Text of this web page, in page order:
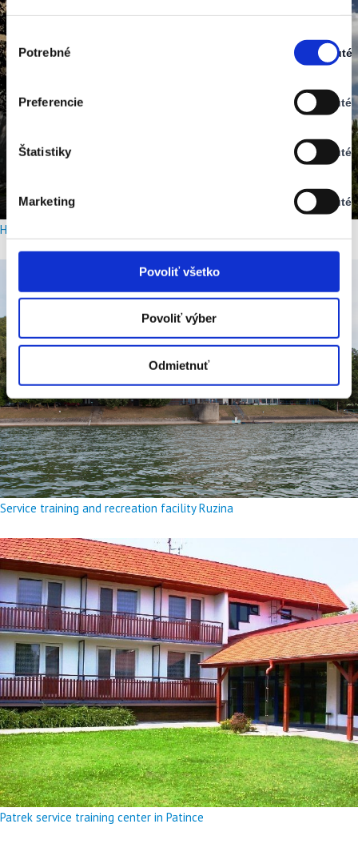
Výber
súhlasu
Potrebné Zapnuté
Stav:
Preferencie
Vypnuté
Stav:
Štatistiky
Vypnuté
Stav:
Marketing
Vypnuté
Stav:
Povoliť všetko
Povoliť výber
Odmietnuť
Hotel Meander Tatranská Štrba
Service training and recreation facility Ruzina
Patrek service training center in Patince